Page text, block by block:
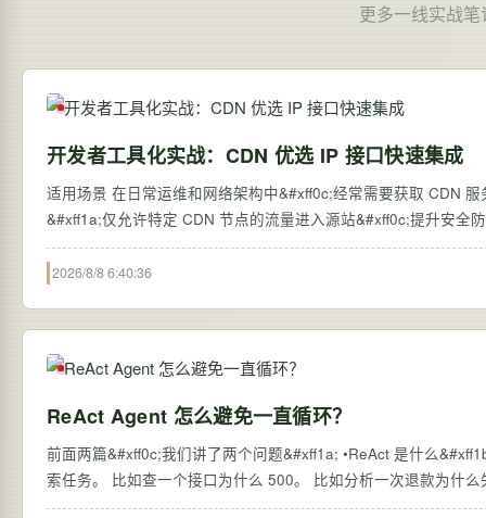
更多一线实战
开发者工具化实战：CDN 优选 IP 接口快速集成
适用场景 在日常运维和网络架构中&#xff0c;经常需要获取 CDN 服务商的官方 IP 段&#xff08;CIDR&#xff09;用于以下场景&#xff1a; 防火墙白名单
&#xff1a;仅允许特定 CDN 节点的流量进入源站&#xff0c;提升安全
2026/8/8 6:40:36
ReAct Agent 怎么避免一直循环？
前面两篇&#xff0c;我们讲了两个问题&#xff1a; •ReAct 是什么&#xff1b; •ReAct 和 Workflow 怎么选。 简单说&#xff0c;ReAct 适合处理那种不确定的探